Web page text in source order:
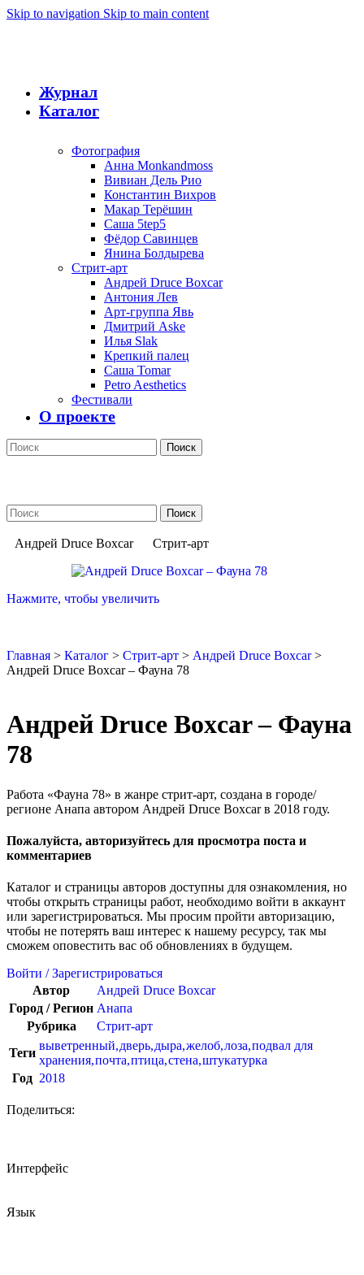
Skip to navigation Skip to main content
Журнал
Каталог
Фотография
Анна Monkandmoss
Вивиан Дель Рио
Константин Вихров
Макар Терёшин
Саша 5tep5
Фёдор Савинцев
Янина Болдырева
Стрит-арт
Андрей Druce Boxcar
Антония Лев
Арт-группа Явь
Дмитрий Aske
Илья Slak
Крепкий палец
Саша Tomar
Petro Aesthetics
Фестивали
О проекте
Поиск
Поиск
Андрей Druce Boxcar Стрит-арт
Нажмите, чтобы увеличить
Главная > Каталог > Стрит-арт > Андрей Druce Boxcar>
Андрей Druce Boxcar – Фауна 78
Андрей Druce Boxcar – Фауна
78
Работа «Фауна 78» в жанре стрит-арт, создана в городе/
регионе Анапа автором Андрей Druce Boxcar в 2018 году.
Пожалуйста, авторизуйтесь для просмотра поста и
комментариев
Каталог и страницы авторов доступны для ознакомления, но
чтобы открыть страницы работ, необходимо войти в аккаунт
или зарегистрироваться. Мы просим пройти авторизацию,
чтобы не потерять ваш интерес к нашему ресурсу, так мы
сможем оповестить вас об обновлениях в будущем.
Войти / Зарегистрироваться
Автор
Андрей Druce Boxcar
Город / Регион Анапа
Рубрика
Стрит-арт
Теги
выветренный,дверь,дыра,желоб,лоза,подвал для
хранения,почта,птица,стена,штукатурка
Год 2018
Поделиться:
Интерфейс
Язык